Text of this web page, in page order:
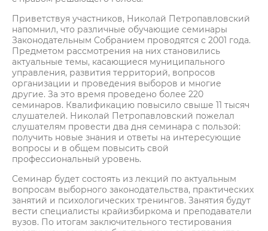
Приветствуя участников, Николай Петропавловский
напомнил, что различные обучающие семинары
Законодательным Собранием проводятся с 2001 года.
Предметом рассмотрения на них становились
актуальные темы, касающиеся муниципального
управления, развития территорий, вопросов
организации и проведения выборов и многие
другие. За это время проведено более 220
семинаров. Квалификацию повысило свыше 11 тысяч
слушателей. Николай Петропавловский пожелал
слушателям провести два дня семинара с пользой:
получить новые знания и ответы на интересующие
вопросы и в общем повысить свой
профессиональный уровень.
Семинар будет состоять из лекций по актуальным
вопросам выборного законодательства, практических
занятий и психологических тренингов. Занятия будут
вести специалисты крайизбиркома и преподаватели
вузов. По итогам заключительного тестирования